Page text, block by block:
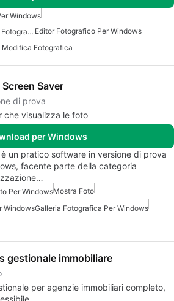
Windows
Presentazione Di Diapositive Fotografiche Per Windows Editor Fotografico Per Windows
Fotografica
Saver
di prova
che visualizza le foto
per Windows
un pratico software in versione di prova
facente parte della categoria
Per WindowsMostra Foto
WindowsGalleria Fotografica Per Windows
gestionale immobiliare
per agenzie immobiliari completo,